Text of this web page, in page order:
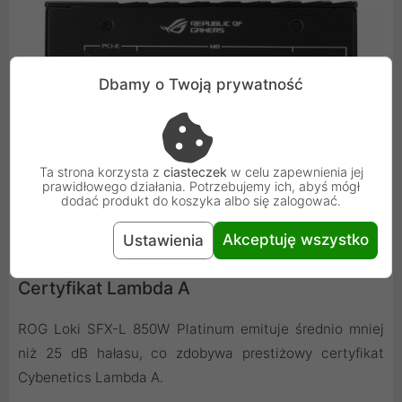
Certyfikat Lambda A
ROG Loki SFX-L 850W Platinum emituje średnio mniej
niż 25 dB hałasu, co zdobywa prestiżowy certyfikat
Cybenetics Lambda A.
Dbamy o Twoją prywatność
Ta strona korzysta z ciasteczek w celu zapewnienia jej
prawidłowego działania. Potrzebujemy ich, abyś mógł
dodać produkt do koszyka albo się zalogować.
Ustawienia Akceptuję wszystko